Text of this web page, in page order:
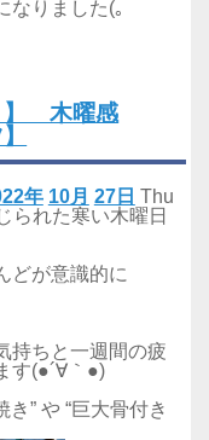
なりました(｡
】 木曜感
年 10月 27日 Thu
られた寒い木曜日
どが意識的に
持ちと一週間の疲
す(●´∀｀●)
” や “巨大骨付き